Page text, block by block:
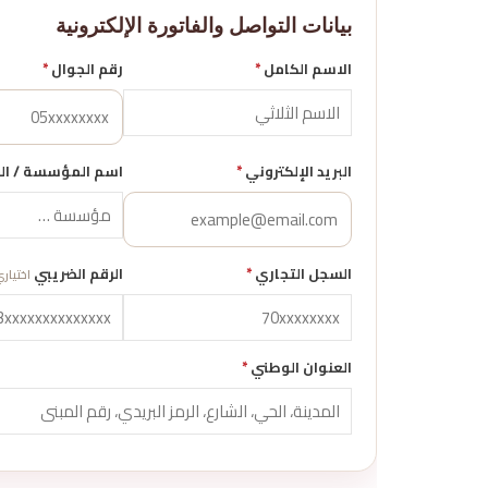
بيانات التواصل والفاتورة الإلكترونية
الاسم الكامل* رقم الجوال*
البريد الإلكتروني* اسم المؤسسة /
السجل التجاري* الرقم الضريبي
العنوان الوطني*